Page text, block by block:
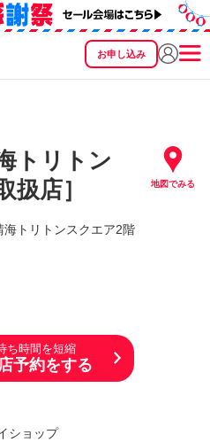
お申し込み
トリトン
扱店］
地図でみる
海トリトンスクエア2階
ち時間を短縮
予約をする
ショップ